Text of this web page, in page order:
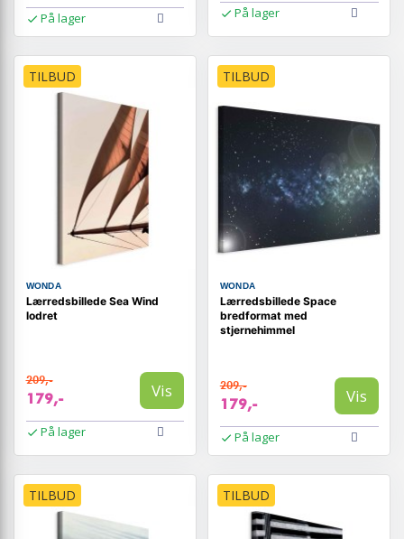
På lager På lager
TILBUD
WONDA
Lærredsbillede Sea Wind
lodret
209,-
179,- Vis
På lager
TILBUD
WONDA
Lærredsbillede Space
bredformat med
stjernehimmel
209,-
179,- Vis
På lager
TILBUD TILBUD